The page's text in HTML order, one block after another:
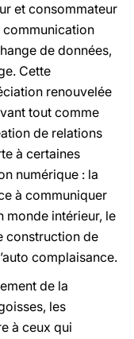
et consommateur
de données,
Cette
renouvelée
tout comme
de relations
à certaines
numérique : la
à communiquer
monde intérieur, le
construction de
complaisance.
de la
les
à ceux qui